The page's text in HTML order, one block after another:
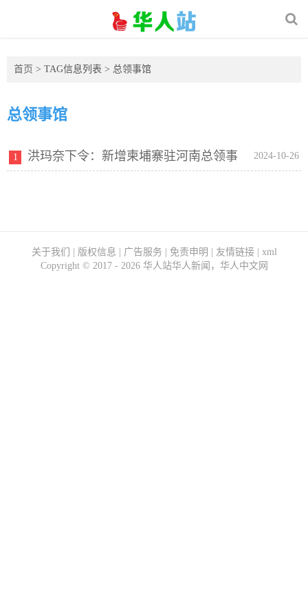
首页 > TAG信息列表 > 总领事馆
总领事馆
2024-10-26
1 洪玛奈下令：新增柬埔寨驻河南总领事
关于我们 版权信息 广告服务 免责申明 友情链接| xml
Copyright © 2017 - 2026 华人站华人新闻，华人中文网